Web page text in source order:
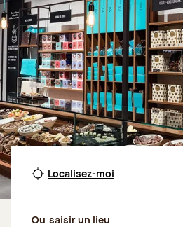
Localisez-moi
Ou saisir un lieu